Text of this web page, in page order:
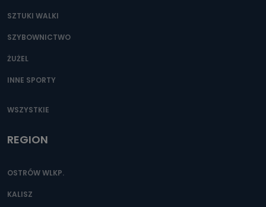
SZTUKI WALKI
SZYBOWNICTWO
ŻUŻEL
INNE SPORTY
WSZYSTKIE
REGION
OSTRÓW WLKP.
KALISZ